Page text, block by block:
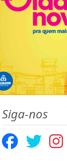
Siga-nos